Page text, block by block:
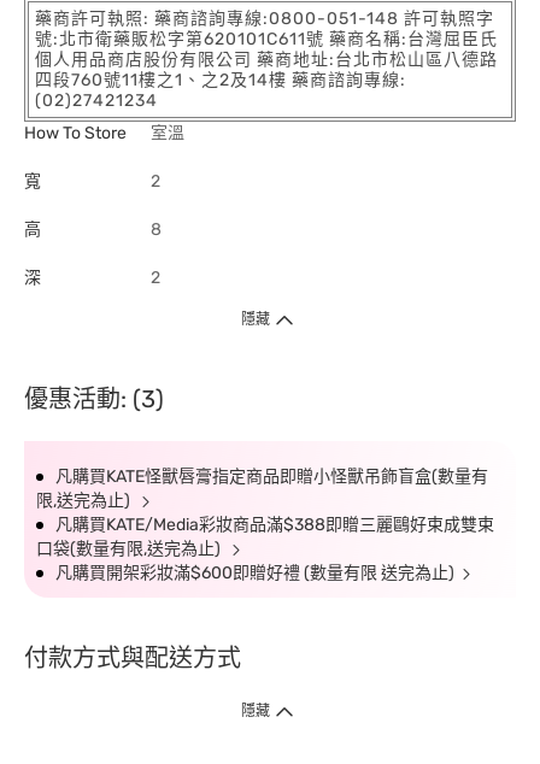
藥商許可執照: 藥商諮詢專線:0800-051-148 許可執照字
號:北市衛藥販松字第620101C611號 藥商名稱:台灣屈臣氏
個人用品商店股份有限公司 藥商地址:台北市松山區八德路
四段760號11樓之1、之2及14樓 藥商諮詢專線:
(02)27421234
How To Store
室溫
寬 2
高 8
深 2
隱藏
優惠活動: (3)
凡購買KATE怪獸唇膏指定商品即贈小怪獸吊飾盲盒(數量有
限,送完為止)
凡購買KATE/Media彩妝商品滿$388即贈三麗鷗好束成雙束
口袋(數量有限,送完為止)
凡購買開架彩妝滿$600即贈好禮 (數量有限 送完為止)
付款方式與配送方式
隱藏